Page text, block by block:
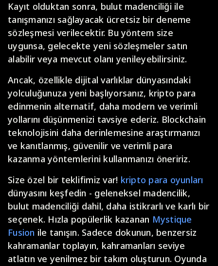
Kayıt olduktan sonra, bulut madenciliği ile
tanışmanızı sağlayacak ücretsiz bir deneme
sözleşmesi verilecektir. Bu yöntem size
uygunsa, gelecekte yeni sözleşmeler satın
alabilir veya mevcut olanı yenileyebilirsiniz.
Ancak, özellikle dijital varlıklar dünyasındaki
yolculuğunuza yeni başlıyorsanız, kripto para
edinmenin alternatif, daha modern ve verimli
yollarını düşünmenizi tavsiye ederiz. Blockchain
teknolojisini daha derinlemesine araştırmanızı
ve kanıtlanmış, güvenilir ve verimli para
kazanma yöntemlerini kullanmanızı öneririz.
Size özel bir teklifimiz var! kripto para oyunları
dünyasını keşfedin - geleneksel madencilik,
bulut madenciliği dahil, daha istikrarlı ve karlı bir
seçenek. Hızla popülerlik kazanan Mystique
Fusion ile tanışın. Sadece dokunun, benzersiz
kahramanlar toplayın, kahramanları seviye
atlatın ve yenilmez bir takım oluşturun. Oyunda